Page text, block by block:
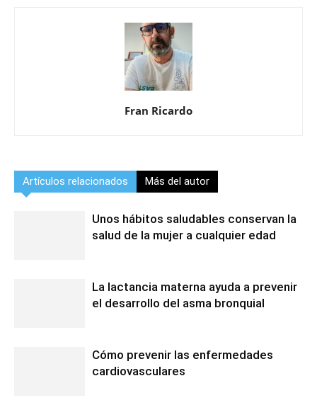
Fran Ricardo
Artículos relacionados Más del autor
Unos hábitos saludables conservan la
salud de la mujer a cualquier edad
La lactancia materna ayuda a prevenir
el desarrollo del asma bronquial
Cómo prevenir las enfermedades
cardiovasculares